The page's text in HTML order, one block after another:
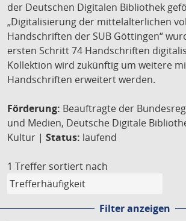
der Deutschen Digitalen Bibliothek
„Digitalisierung der mittelalterlichen
Handschriften der SUB Göttingen“
ersten Schritt 74 Handschriften
Kollektion wird zukünftig um weitere
Handschriften erweitert werden.
Förderung: Beauftragte der
und Medien, Deutsche Digitale
Kultur | Status: laufend
1 Treffer sortiert nach
Filter anzeigen